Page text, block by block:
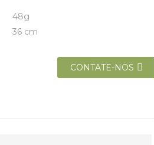
48g
36 cm
CONTATE-NOS